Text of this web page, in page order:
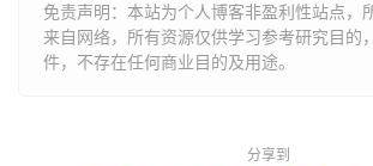
免责声明：本站为个人博客非盈利性站点，
来自网络，所有资源仅供学习参考研究目的
件，不存在任何商业目的及用途。
分享到